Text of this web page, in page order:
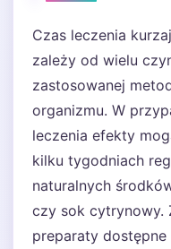
Czas leczenia
zależy od wielu
zastosowanej
organizmu. W
leczenia efekty
kilku tygodniach
naturalnych
czy sok cytrynowy.
preparaty